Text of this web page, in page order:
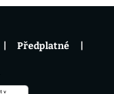
Předplatné